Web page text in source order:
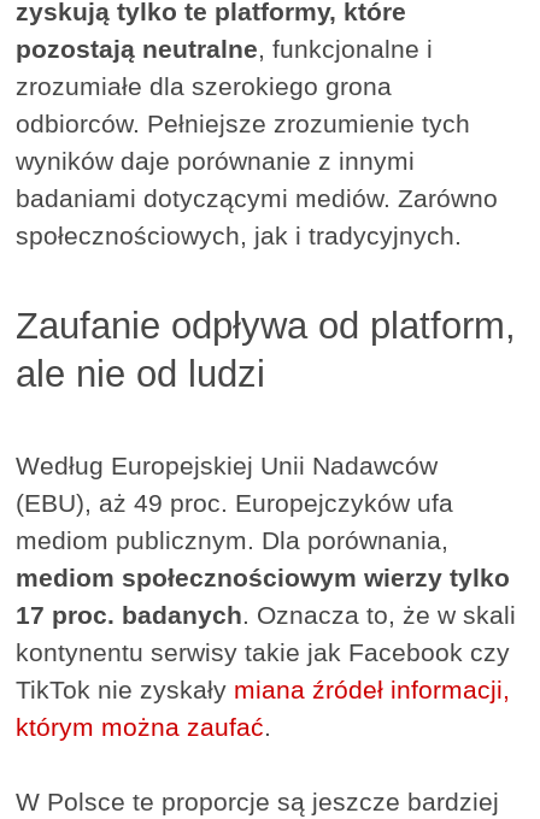
zyskują tylko te platformy, które
pozostają neutralne, funkcjonalne i
zrozumiałe dla szerokiego grona
odbiorców. Pełniejsze zrozumienie tych
wyników daje porównanie z innymi
badaniami dotyczącymi mediów. Zarówno
społecznościowych, jak i tradycyjnych.
Zaufanie odpływa od platform,
ale nie od ludzi
Według Europejskiej Unii Nadawców
(EBU), aż 49 proc. Europejczyków ufa
mediom publicznym. Dla porównania,
mediom społecznościowym wierzy tylko
17 proc. badanych. Oznacza to, że w skali
kontynentu serwisy takie jak Facebook czy
TikTok nie zyskały miana źródeł informacji,
którym można zaufać.
W Polsce te proporcje są jeszcze bardziej